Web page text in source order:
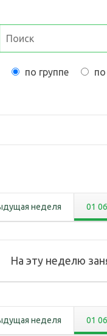
по группе
неделя 01 06
На эту неделю
неделя 01 06